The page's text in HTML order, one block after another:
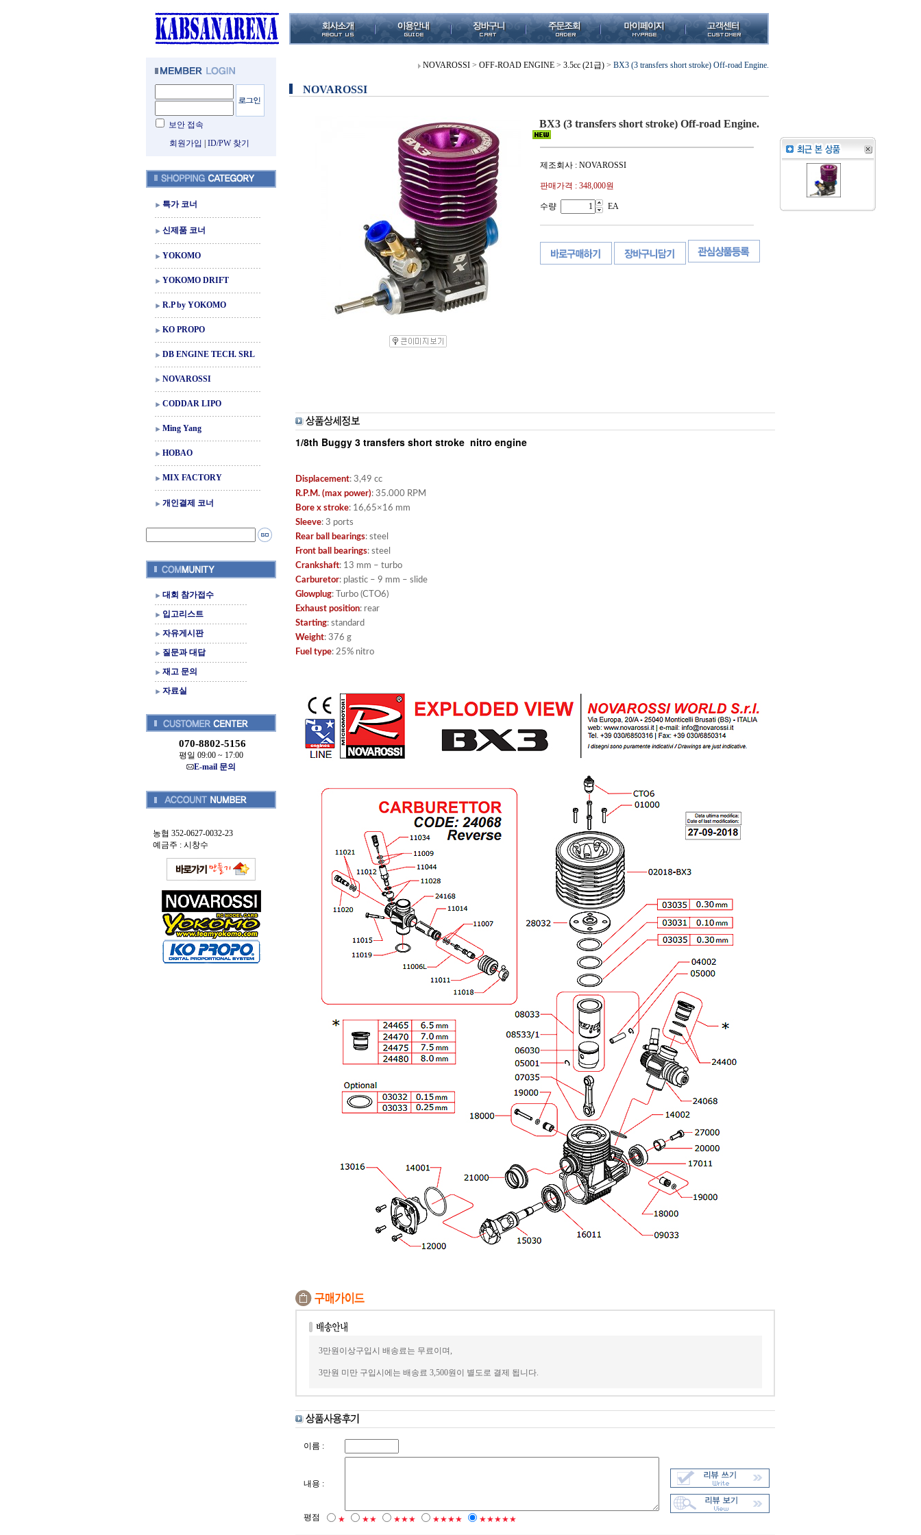
보안 접속
회원가입
ID/PW 찾기
특가 코너
신제품 코너
YOKOMO
YOKOMO DRIFT
R.P by YOKOMO
KO PROPO
DB ENGINE TECH. SRL
NOVAROSSI
CODDAR LIPO
Ming Yang
HOBAO
MIX FACTORY
개인결제 코너
대회 참가접수
입고리스트
자유게시판
질문과 대답
재고 문의
자료실
070-8802-5156
평일 09:00 ~ 17:00
E-mail 문의
농협 352-0627-0032-23
예금주 : 시창수
NOVAROSSI > OFF-ROAD ENGINE > 3.5cc (21급) > BX3 (3 transfers short stroke) Off-road Engine.
NOVAROSSI
BX3 (3 transfers short stroke) Off-road Engine.
제조회사 : NOVAROSSI
판매가격 : 348,000원
수량 EA
1/8th Buggy 3 transfers short stroke nitro engine
Displacement: 3,49 cc
R.P.M. (max power): 35.000 RPM
Bore x stroke: 16,65×16 mm
Sleeve: 3 ports
Rear ball bearings: steel
Front ball bearings: steel
Crankshaft: 13 mm – turbo
Carburetor: plastic – 9 mm – slide
Glowplug: Turbo (CTO6)
Exhaust position: rear
Starting: standard
Weight: 376 g
Fuel type: 25% nitro
3만원이상구입시 배송료는 무료이며,
3만원 미만 구입시에는 배송료 3,500원이 별도로 결제 됩니다.
이름 :
내용 :
평점 ★ ★★ ★★★ ★★★★ ★★★★★